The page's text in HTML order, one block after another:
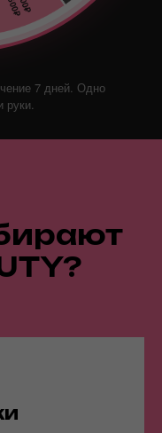
7 дней. Одно
руки.